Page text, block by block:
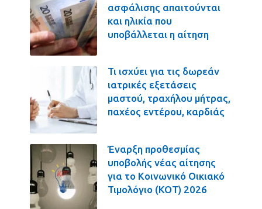
ασφάλισης απαιτούνται
και ηλικία που
υποβάλλεται η αίτηση
Τι ισχύει για τις δωρεάν
ιατρικές εξετάσεις
μαστού, τραχήλου μήτρας,
παχέος εντέρου, καρδιάς
Έναρξη προθεσμίας
υποβολής νέας αίτησης
για το Κοινωνικό Οικιακό
Τιμολόγιο (ΚΟΤ) 2026